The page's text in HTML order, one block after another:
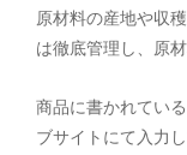
原材料の産地や収
は徹底管理し、原
商品に書かれてい
ブサイトにて入力